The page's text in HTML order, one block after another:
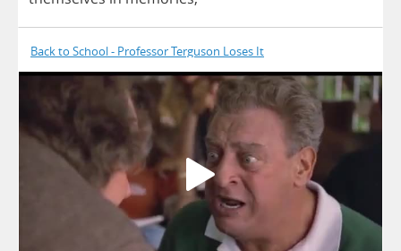
Back to School - Professor Terguson Loses It